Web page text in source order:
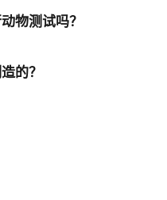
物测试吗？
的？